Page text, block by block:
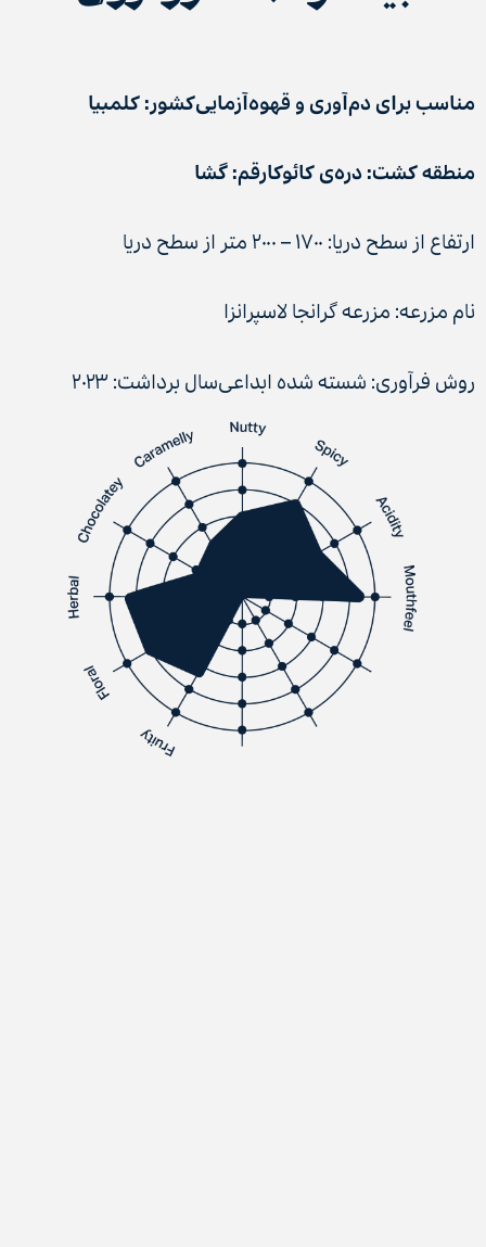
مناسب برای دم‌آوری و قهوه‌آزماییکشور: کلمبیا
منطقه کشت: دره‌ی کائوکارقم: گشا
ارتفاع از سطح دریا: ۱۷۰۰ – ۲۰۰۰ متر از سطح دریا
نام مزرعه: مزرعه گرانجا لاسپرانزا
روش فرآوری: شسته شده ابداعیسال برداشت: ۲۰۲۳